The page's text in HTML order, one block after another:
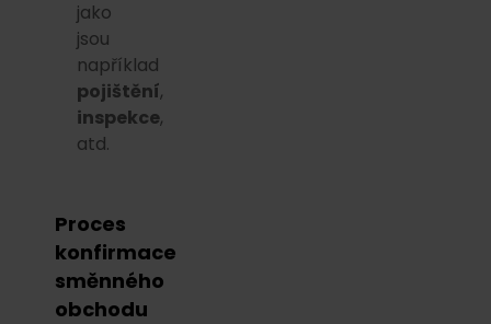
jako
jsou
například
pojištění,
inspekce,
atd.
Proces
konfirmace
směnného
obchodu